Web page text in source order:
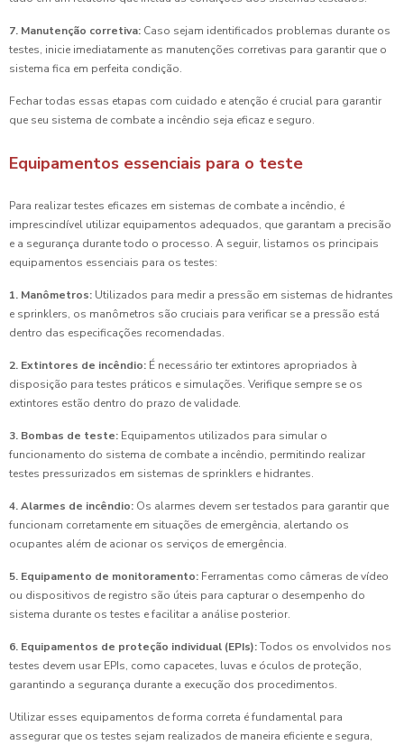
7. Manutenção corretiva: Caso sejam identificados problemas durante os
testes, inicie imediatamente as manutenções corretivas para garantir que o
sistema fica em perfeita condição.
Fechar todas essas etapas com cuidado e atenção é crucial para garantir
que seu sistema de combate a incêndio seja eficaz e seguro.
Equipamentos essenciais para o teste
Para realizar testes eficazes em sistemas de combate a incêndio, é
imprescindível utilizar equipamentos adequados, que garantam a precisão
e a segurança durante todo o processo. A seguir, listamos os principais
equipamentos essenciais para os testes:
1. Manômetros: Utilizados para medir a pressão em sistemas de hidrantes
e sprinklers, os manômetros são cruciais para verificar se a pressão está
dentro das especificações recomendadas.
2. Extintores de incêndio: É necessário ter extintores apropriados à
disposição para testes práticos e simulações. Verifique sempre se os
extintores estão dentro do prazo de validade.
3. Bombas de teste: Equipamentos utilizados para simular o
funcionamento do sistema de combate a incêndio, permitindo realizar
testes pressurizados em sistemas de sprinklers e hidrantes.
4. Alarmes de incêndio: Os alarmes devem ser testados para garantir que
funcionam corretamente em situações de emergência, alertando os
ocupantes além de acionar os serviços de emergência.
5. Equipamento de monitoramento: Ferramentas como câmeras de vídeo
ou dispositivos de registro são úteis para capturar o desempenho do
sistema durante os testes e facilitar a análise posterior.
6. Equipamentos de proteção individual (EPIs):Todos os envolvidos nos
testes devem usar EPIs, como capacetes, luvas e óculos de proteção,
garantindo a segurança durante a execução dos procedimentos.
Utilizar esses equipamentos de forma correta é fundamental para
assegurar que os testes sejam realizados de maneira eficiente e segura,